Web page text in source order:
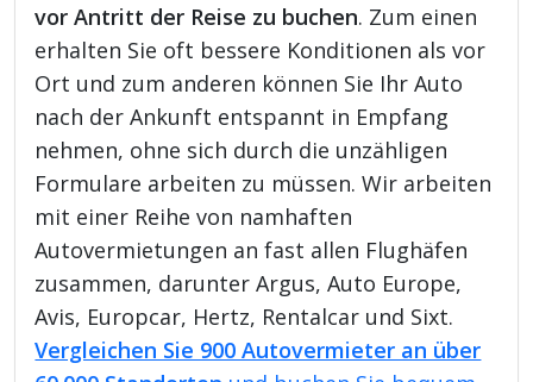
vor Antritt der Reise zu buchen. Zum einen
erhalten Sie oft bessere Konditionen als vor
Ort und zum anderen können Sie Ihr Auto
nach der Ankunft entspannt in Empfang
nehmen, ohne sich durch die unzähligen
Formulare arbeiten zu müssen. Wir arbeiten
mit einer Reihe von namhaften
Autovermietungen an fast allen Flughäfen
zusammen, darunter Argus, Auto Europe,
Avis, Europcar, Hertz, Rentalcar und Sixt.
Vergleichen Sie 900 Autovermieter an über